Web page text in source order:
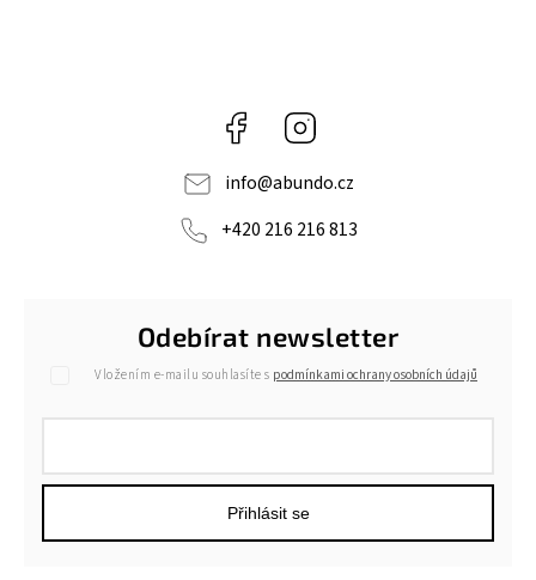
Facebook
info@abundo.cz
+420 216 216 813
Odebírat newsletter
Vložením e-mailu souhlasíte s podmínkami ochrany osobních údajů
Přihlásit se